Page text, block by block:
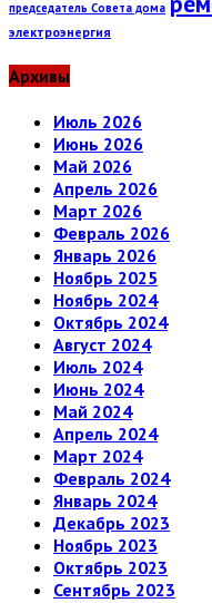
председатель Совета дома
электроэнергия
Архивы
Июль 2026
Июнь 2026
Май 2026
Апрель 2026
Март 2026
Февраль 2026
Январь 2026
Ноябрь 2025
Ноябрь 2024
Октябрь 2024
Август 2024
Июль 2024
Июнь 2024
Май 2024
Апрель 2024
Март 2024
Февраль 2024
Январь 2024
Декабрь 2023
Ноябрь 2023
Октябрь 2023
Сентябрь 2023